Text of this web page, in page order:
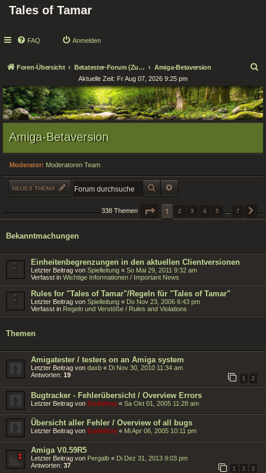
Tales of Tamar
FAQ Anmelden
Foren-Übersicht Betatester-Forum (Zugang nur für Tester!) Amiga-Betaversion
c
h
e
Aktuelle Zeit: Fr Aug 07, 2026 9:25 pm
Amiga-Betaversion
Moderator: Moderatoren Team
NEUES THEMA SUCHE
338 Themen SEITE 1VON
1 2 3 4 5 … 7
Bekanntmachungen
Einheitenbegrenzungen in den aktuellen Clientversionen
Letzter Beitrag von Spielleitung « So Mai 29, 2011 9:32 am
Verfasst in Wichtige Informationen / Important News
Rules for "Tales of Tamar"/Regeln für "Tales of Tamar"
Letzter Beitrag von Spielleitung « Do Nov 23, 2006 6:43 pm
Verfasst in Regeln und Verstöße / Rules and Violations
Themen
Amigatester / testers on an Amiga system
Letzter Beitrag von daxb « Di Nov 30, 2010 11:34 am
Antworten: 19
1 2
Bugtracker - Fehlerübersicht / Overview Errors
Letzter Beitrag von Godefroy « Sa Okt 01, 2005 11:28 am
Übersicht aller Fehler / Overview of all bugs
Letzter Beitrag von Godefroy « Mi Apr 06, 2005 10:11 pm
Amiga V0.59R5
Letzter Beitrag von Pergalb « Di Dez 31, 2013 9:03 pm
Antworten: 37
1 2 3